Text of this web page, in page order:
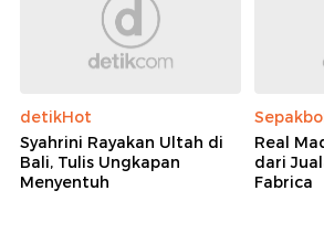
detikHot
Syahrini Rayakan Ultah di
Bali, Tulis Ungkapan
Menyentuh
Real
dari
Fabrica